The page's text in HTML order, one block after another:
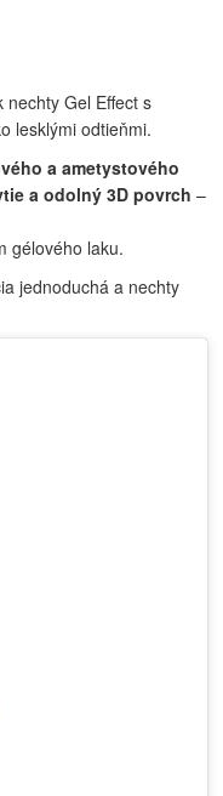
nechty Gel Effect s
lesklými odtieňmi.
a ametystového
a odolný 3D povrch –
gélového laku.
jednoduchá a nechty